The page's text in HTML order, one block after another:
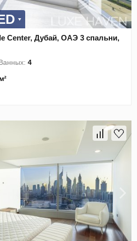
Center, Дубай, ОАЭ 3 спальни,
4